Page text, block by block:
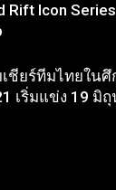
Rift Icon
ชียร์ทีมไทยในศึ
เริ่มแข่ง 19 มิ